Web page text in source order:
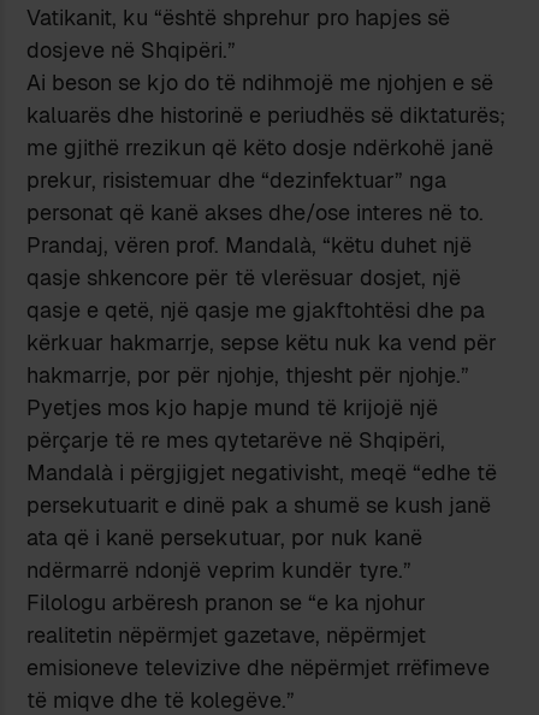
Vatikanit, ku “është shprehur pro hapjes së
dosjeve në Shqipëri.”
Ai beson se kjo do të ndihmojë me njohjen e së
kaluarës dhe historinë e periudhës së diktaturës;
me gjithë rrezikun që këto dosje ndërkohë janë
prekur, risistemuar dhe “dezinfektuar” nga
personat që kanë akses dhe/ose interes në to.
Prandaj, vëren prof. Mandalà, “këtu duhet një
qasje shkencore për të vlerësuar dosjet, një
qasje e qetë, një qasje me gjakftohtësi dhe pa
kërkuar hakmarrje, sepse këtu nuk ka vend për
hakmarrje, por për njohje, thjesht për njohje.”
Pyetjes mos kjo hapje mund të krijojë një
përçarje të re mes qytetarëve në Shqipëri,
Mandalà i përgjigjet negativisht, meqë “edhe të
persekutuarit e dinë pak a shumë se kush janë
ata që i kanë persekutuar, por nuk kanë
ndërmarrë ndonjë veprim kundër tyre.”
Filologu arbëresh pranon se “e ka njohur
realitetin nëpërmjet gazetave, nëpërmjet
emisioneve televizive dhe nëpërmjet rrëfimeve
të miqve dhe të kolegëve.”